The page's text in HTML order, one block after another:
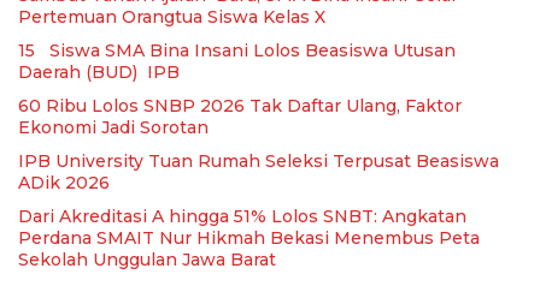
Pertemuan Orangtua Siswa Kelas X
15 Siswa SMA Bina Insani Lolos Beasiswa Utusan
Daerah (BUD) IPB
60 Ribu Lolos SNBP 2026 Tak Daftar Ulang, Faktor
Ekonomi Jadi Sorotan
IPB University Tuan Rumah Seleksi Terpusat Beasiswa
ADik 2026
Dari Akreditasi A hingga 51% Lolos SNBT: Angkatan
Perdana SMAIT Nur Hikmah Bekasi Menembus Peta
Sekolah Unggulan Jawa Barat